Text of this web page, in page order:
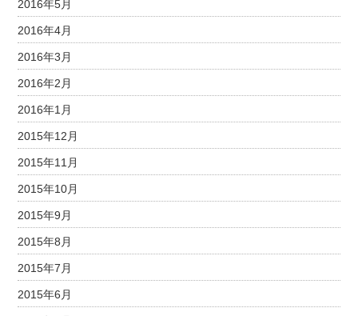
2016年5月
2016年4月
2016年3月
2016年2月
2016年1月
2015年12月
2015年11月
2015年10月
2015年9月
2015年8月
2015年7月
2015年6月